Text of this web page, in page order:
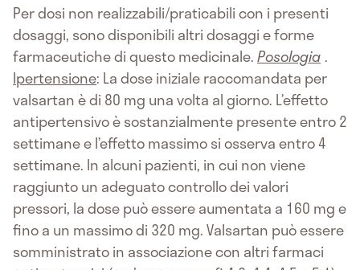
Per dosi non realizzabili/praticabili con i presenti
dosaggi, sono disponibili altri dosaggi e forme
farmaceutiche di questo medicinale.Posologia .
Ipertensione: La dose iniziale raccomandata per
valsartan è di 80 mg una volta al giorno. L’effetto
antipertensivo è sostanzialmente presente entro 2
settimane e l’effetto massimo si osserva entro 4
settimane. In alcuni pazienti, in cui non viene
raggiunto un adeguato controllo dei valori
pressori, la dose può essere aumentata a 160 mg e
fino a un massimo di 320 mg. Valsartan può essere
somministrato in associazione con altri farmaci